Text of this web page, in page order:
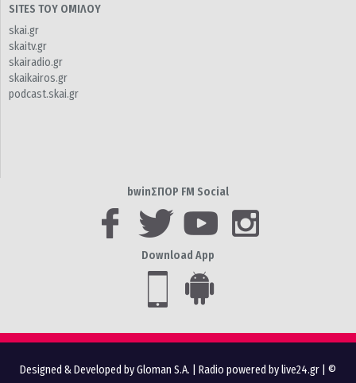
SITES ΤΟΥ ΟΜΙΛΟΥ
skai.gr
skaitv.gr
skairadio.gr
skaikairos.gr
podcast.skai.gr
bwinΣΠΟΡ FM Social
Download App
Designed & Developed by Gloman S.A. Radio powered by live24.gr | ©